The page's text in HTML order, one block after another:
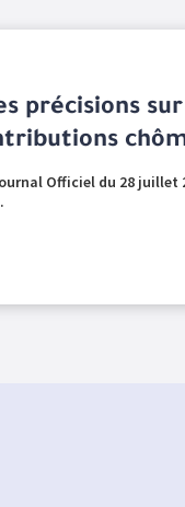
précisions
Officiel du 28 juillet